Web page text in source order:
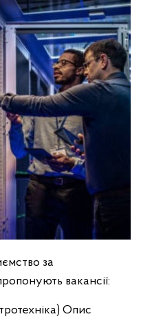
за
вакансії:
Опис